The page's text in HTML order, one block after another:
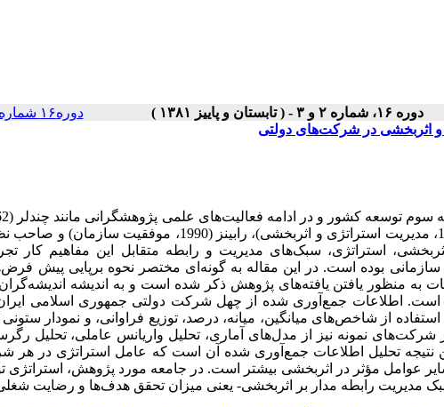
دوره ۱۶، شماره ۲ و ۳ - ( تابستان و پاييز ۱۳۸۱ ) دوره۱۶ شماره ۲ و ۳ صفحات ۵۹-۵۰
و اثربخشی در شرکت‌های دولتی
(1999، استراتژی و محیط)، دفت (1998، مدیریت استراتژی و
استراتژی، سبک‌های مدیریت و رابطه متقابل این مفاهیم کار
سازمانی بوده است. در این مقاله به گونه‌ای مختصر نحوه برپایی پیش
به منظور یافتن یافته‌های پژوهش ذکر شده است و به اندیشه
اطلاعات جمع‌آوری شده از چهل شرکت دولتی جمهوری اسلامی ایران
از شاخص‌های میانگین، میانه، درصد، توزیع فراوانی، و نمودار
در شرکت‌های نمونه نیز از مدل‌های آماری، تحلیل واریانس عاملی، تحلیل
نتیجه تحلیل اطلاعات جمع‌آوری شده آن است که عامل استراتژی در هر
عوامل مؤثر در اثربخشی بیشتر است. در جامعه مورد پژوهش، استراتژی
مدیریت رابطه مدار بر اثربخشی- یعنی میزان تحقق هدف‌ها و رضایت شغلی